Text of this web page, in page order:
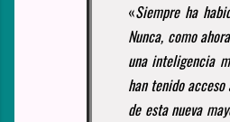
«Siempre ha
Nunca, como
una inteligencia
han tenido
de esta nueva